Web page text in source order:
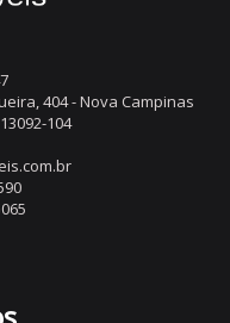
404 - Nova Campinas
104